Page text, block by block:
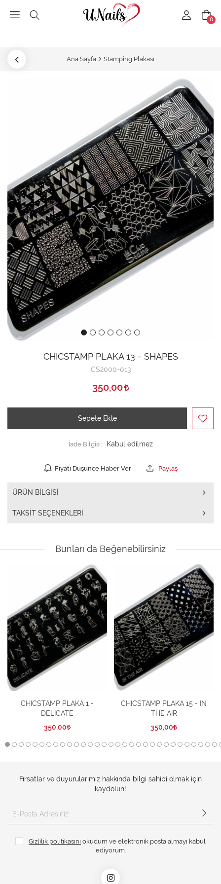
0
Ana Sayfa Stamping Plakası
CHICSTAMP PLAKA 13 - SHAPES
CS2000-013
350,00
Sepete Ekle
İade Bilgisi:
Fiyatı Düşünce Haber Ver Paylaş
ÜRÜN BILGISI
TAKSIT SEÇENEKLERI
Bunları da Beğenebilirsiniz
CHICSTAMP PLAKA 1 -
DELICATE
350,00
CHICSTAMP PLAKA 15 - IN
THE AIR
350,00
Fırsatlar ve duyurularımız hakkında bilgi sahibi olmak için
kaydolun!
Gizlilik politikasını okudum ve elektronik posta almayı kabul
ediyorum.